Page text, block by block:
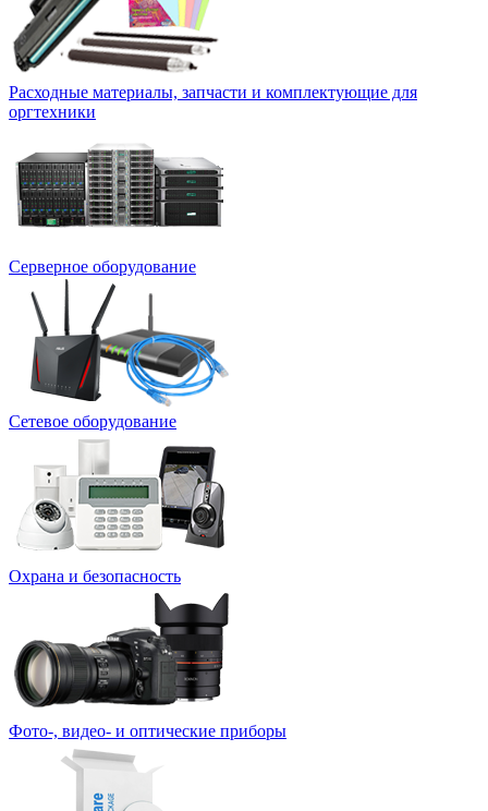
Расходные материалы, запчасти и комплектующие для
оргтехники
Серверное оборудование
Сетевое оборудование
Охрана и безопасность
Фото-, видео- и оптические приборы